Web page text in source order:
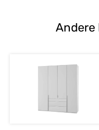
Andere